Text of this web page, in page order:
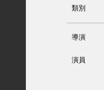
類別
導演
演員